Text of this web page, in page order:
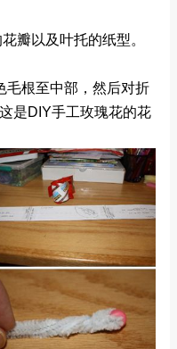
瓣以及叶托的纸型。
毛根至中部，然后对折
是DIY手工玫瑰花的花